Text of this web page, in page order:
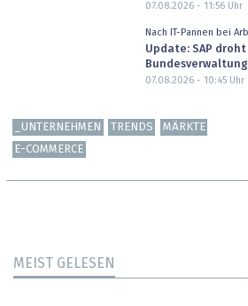
07.08.2026 - 11:56Uhr
Nach IT-Pannen bei
Update: SAP
Bundesverwaltung
07.08.2026 - 10:45Uhr
_UNTERNEHMEN TRENDS
MÄRKTE
E-COMMERCE
MEIST GELESEN